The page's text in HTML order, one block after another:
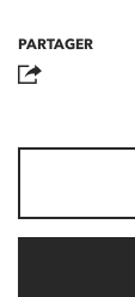
PARTAGER